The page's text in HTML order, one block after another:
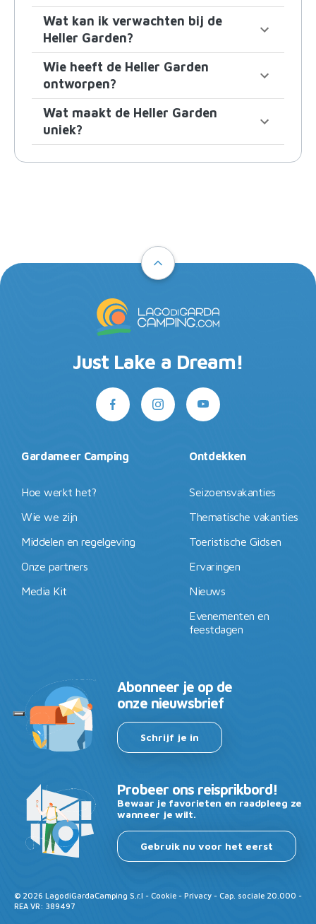
Wat kan ik verwachten bij de
Heller Garden?
Wie heeft de Heller Garden
ontworpen?
Wat maakt de Heller Garden
uniek?
Just Lake a Dream!
Gardameer Camping
Hoe werkt het?
Wie we zijn
Middelen en regelgeving
Onze partners
Media Kit
Ontdekken
Seizoensvakanties
Thematische vakanties
Toeristische Gidsen
Ervaringen
Nieuws
Evenementen en
feestdagen
Abonneer je op de
onze nieuwsbrief
Schrijf je in
Probeer ons reisprikbord!
Bewaar je favorieten en raadpleeg ze
wanneer je wilt.
Gebruik nu voor het eerst
© 2026 LagodiGardaCamping S.r.l - Cookie - Privacy - Cap. sociale 20.000 -
REA VR: 389497